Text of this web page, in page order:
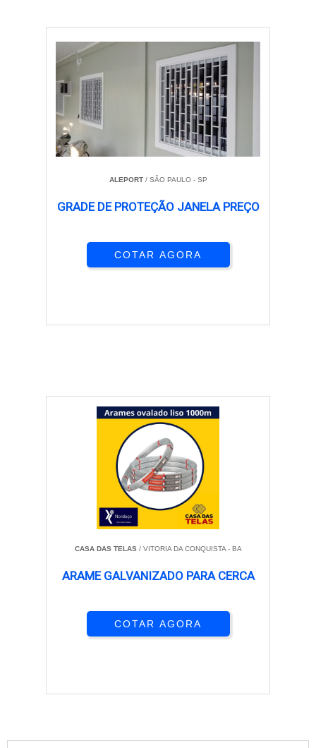
ALEPORT/ SÃO PAULO - SP
GRADE DE PROTEÇÃO JANELA PREÇO
COTAR AGORA
CASA DAS TELAS/ VITORIA DA CONQUISTA - BA
ARAME GALVANIZADO PARA CERCA
COTAR AGORA